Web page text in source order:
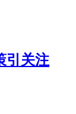
引关注